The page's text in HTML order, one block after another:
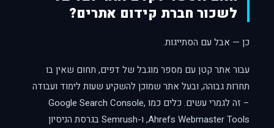
לשכור חברת קידום אתרים?
כן — אבל עם הסתייגות.
עבור אתר קטן עם מספר מוגבל של דפים, תחום שאין בו
תחרות גבוהה, ובעל אתר שמוכן להשקיע שעות לימוד ועבודה
– זה לגמרי עשים. כלים כמו Google Search Console,
Ahrefs Webmaster Tools, ו-Semrush בגרסת הניסיון